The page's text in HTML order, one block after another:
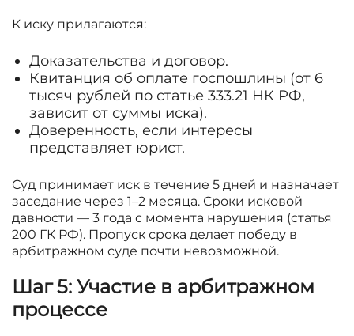
К иску прилагаются:
Доказательства и договор.
Квитанция об оплате госпошлины (от 6
тысяч рублей по статье 333.21 НК РФ,
зависит от суммы иска).
Доверенность, если интересы
представляет юрист.
Суд принимает иск в течение 5 дней и назначает
заседание через 1–2 месяца. Сроки исковой
давности — 3 года с момента нарушения (статья
200 ГК РФ). Пропуск срока делает победу в
арбитражном суде почти невозможной.
Шаг 5: Участие в арбитражном
процессе